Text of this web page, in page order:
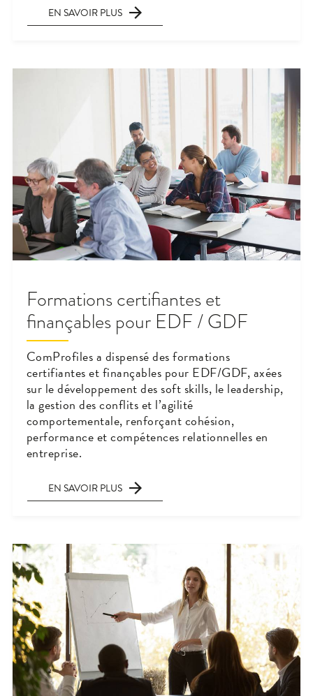
EN SAVOIR PLUS
Formations certifiantes et
finançables pour EDF / GDF
ComProfiles a dispensé des formations
certifiantes et finançables pour EDF/GDF, axées
sur le développement des soft skills, le leadership,
la gestion des conflits et l’agilité
comportementale, renforçant cohésion,
performance et compétences relationnelles en
entreprise.
EN SAVOIR PLUS